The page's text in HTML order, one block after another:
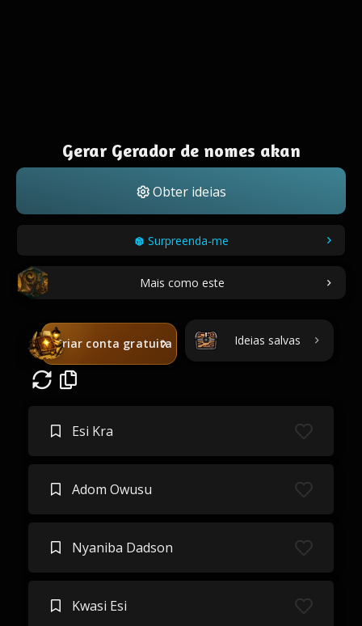
Gerar Gerador de nomes akan
Obter ideias
Surpreenda-me
Mais como este
Criar conta gratuita Ideias salvas
Esi Kra
Adom Owusu
Nyaniba Dadson
Kwasi Esi